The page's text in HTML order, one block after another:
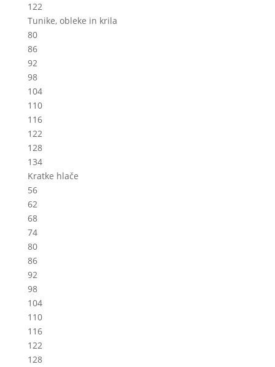
122
Tunike, obleke in krila
80
86
92
98
104
110
116
122
128
134
Kratke hlače
56
62
68
74
80
86
92
98
104
110
116
122
128